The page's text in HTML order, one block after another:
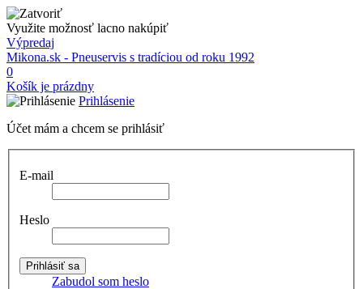
Využite možnosť lacno nakúpiť
Výpredaj
Mikona.sk - Pneuservis s tradíciou od roku 1992
0
Košík je prázdny
Prihlásenie
Účet mám a chcem se prihlásiť
E-mail
Heslo
Zabudol som heslo